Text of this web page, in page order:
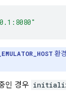
환
인 경우